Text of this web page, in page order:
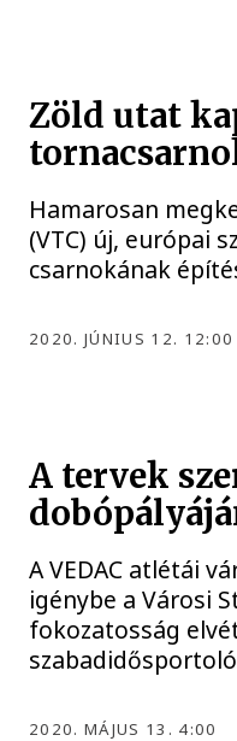
Zöld utat
Hamarosan
(VTC) új, európai
csarnokának
2020. JÚNIUS 12. 12:00
A tervek
A VEDAC atlétái
igénybe a Városi
fokozatosság
2020. MÁJUS 13. 4:00